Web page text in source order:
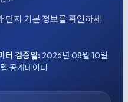
지 기본 정보를 확인하세
터 검증일: 2026년 08월 10일
공개데이터